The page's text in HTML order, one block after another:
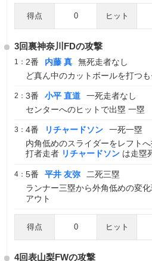
得点 0 ヒット
3回裏神奈川FDの攻撃
1： 2番 内藤 真
無死走者なし
ど真ん中のカットボールを打つ
2： 3番 小平 直道
一死走者なし
センターへのヒットで出塁 一塁
3： 4番 リチャードソン
一死一塁
内角低めのスライダーをレフト
打者走者 リチャードソン は走塁
4： 5番 平井 友弥
二死三塁
ランナー三塁から外角低めの変
アウト
得点 0 ヒット
4回表山梨FWの攻撃